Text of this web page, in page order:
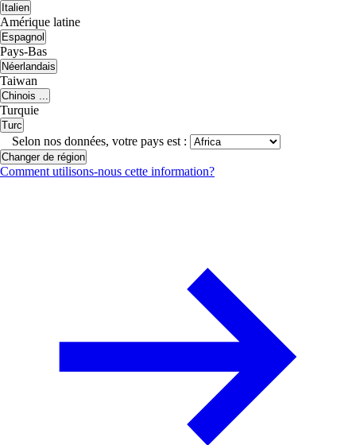
Italien
Amérique latine
Espagnol
Pays-Bas
Néerlandais
Taiwan
Chinois ...
Turquie
Turc
Selon nos données, votre pays est :
Changer de région
Comment utilisons-nous cette information?